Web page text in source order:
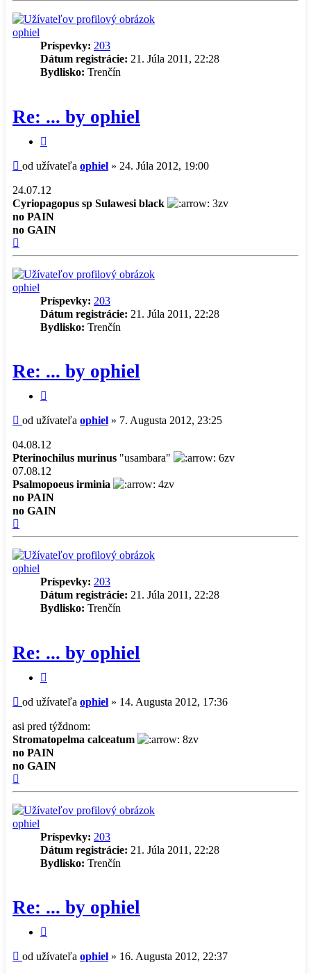
ophiel
Príspevky: 203
Dátum registrácie: 21. Júla 2011, 22:28
Bydlisko: Trenčín
Re: ... by ophiel
Príspevok
od užívateľa ophiel » 24. Júla 2012, 19:00
24.07.12
Cyriopagopus sp Sulawesi black
3zv
no PAIN
no GAIN
ophiel
Príspevky: 203
Dátum registrácie: 21. Júla 2011, 22:28
Bydlisko: Trenčín
Re: ... by ophiel
Príspevok
od užívateľa ophiel » 7. Augusta 2012, 23:25
04.08.12
Pterinochilus murinus "usambara"
6zv
07.08.12
Psalmopoeus irminia
4zv
no PAIN
no GAIN
ophiel
Príspevky: 203
Dátum registrácie: 21. Júla 2011, 22:28
Bydlisko: Trenčín
Re: ... by ophiel
Príspevok
od užívateľa ophiel » 14. Augusta 2012, 17:36
asi pred týždnom:
Stromatopelma calceatum
8zv
no PAIN
no GAIN
ophiel
Príspevky: 203
Dátum registrácie: 21. Júla 2011, 22:28
Bydlisko: Trenčín
Re: ... by ophiel
Príspevok
od užívateľa ophiel » 16. Augusta 2012, 22:37